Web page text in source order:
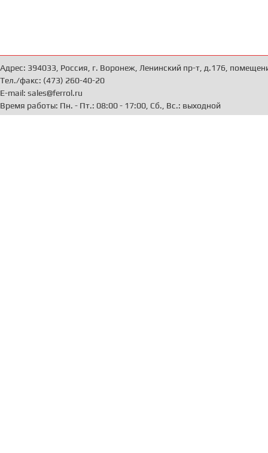
Адрес: 394033, Россия, г. Воронеж, Ленинский пр-т, д.176,
Тел./факс: (473) 260-40-20
E-mail: sales@ferrol.ru
Время работы: Пн. - Пт.: 08:00 - 17:00, Сб., Вс.: выходной